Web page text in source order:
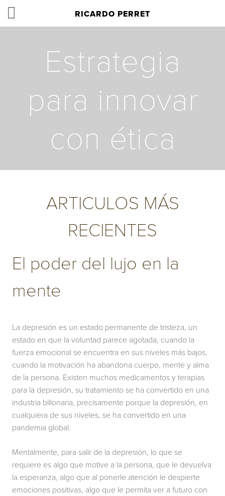
RICARDO PERRET
Estrategia
para innovar
con ética
ARTICULOS MÁS
RECIENTES
El poder del lujo en la
mente
La depresión es un estado permanente de tristeza, un
estado en que la voluntad parece agotada, cuando la
fuerza emocional se encuentra en sus niveles más bajos,
cuando la motivación ha abandona cuerpo, mente y alma
de la persona. Existen muchos medicamentos y terapias
para la depresión, su tratamiento se ha convertido en una
industria billonaria, precisamente porque la depresión, en
cualquiera de sus niveles, se ha convertido en una
pandemia global.
Mentalmente, para salir de la depresión, lo que se
requiere es algo que motive a la persona, que le devuelva
la esperanza, algo que al ponerle atención le despierte
emociones positivas, algo que le permita ver a futuro con